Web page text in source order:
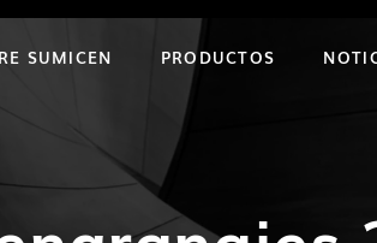
SUMICEN PRODUCTOS